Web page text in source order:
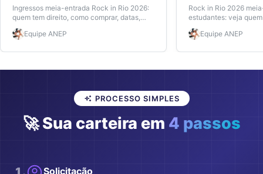
matrícula ativa
Ingressos meia-entrada Rock in Rio 2026:
quem tem direito, como comprar, datas,
valores e como garantir o desconto mesmo
sem estar matriculado.
Equipe ANEP
matrícula ativa
Rock in Rio 2026
estudantes: veja
comprovar, preços,
carteira ANEP
Equipe ANEP
PROCESSO SIMPLES
🚀 Sua carteira em 4 passos
Solicitação